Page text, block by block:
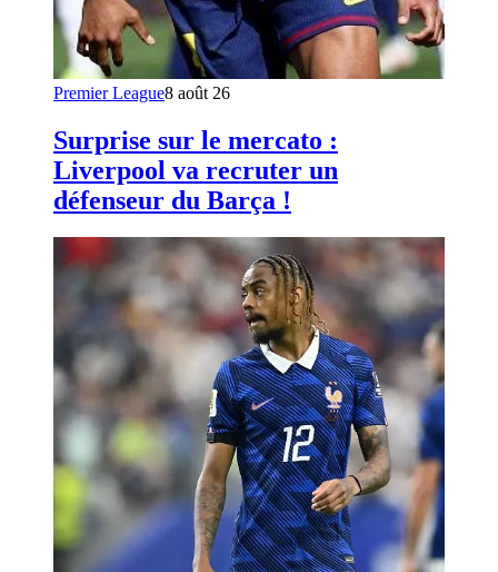
Premier League8 août 26
Surprise sur le mercato :
Liverpool va recruter un
défenseur du Barça !